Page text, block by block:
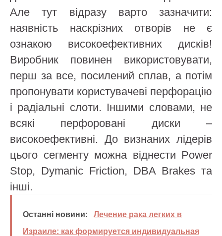
Але тут відразу варто зазначити:
наявність наскрізних отворів не є
ознакою високоефективних дисків!
Виробник повинен використовувати,
перш за все, посилений сплав, а потім
пропонувати користувачеві перфорацію
і радіальні слоти. Іншими словами, не
всякі перфоровані диски –
високоефективні. До визнаних лідерів
цього сегменту можна віднести Power
Stop, Dymanic Friction, DBA Brakes та
інші.
Останні новини:
Лечение рака легких в
Израиле: как формируется индивидуальная